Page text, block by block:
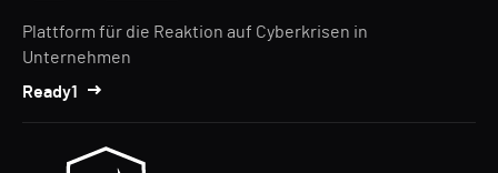
Plattform für die Reaktion auf Cyberkrisen in
Unternehmen
Ready1